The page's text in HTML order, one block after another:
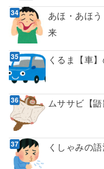
あほ・あほ
来
くるま【車
ムササビ【
くしゃみの